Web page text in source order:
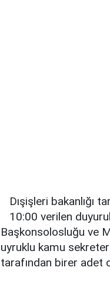
Dışişleri bakanlığı
10:00 verilen
Başkonsolosluğu ve
uyruklu kamu sekreter
tarafından birer adet